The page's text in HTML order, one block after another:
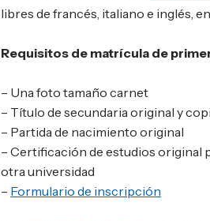
libres de francés, italiano e inglés,
Requisitos de matrícula de
– Una foto tamaño carnet
– Título de secundaria original y
– Partida de nacimiento original
– Certificación de estudios original
otra universidad
– Formulario de inscripción